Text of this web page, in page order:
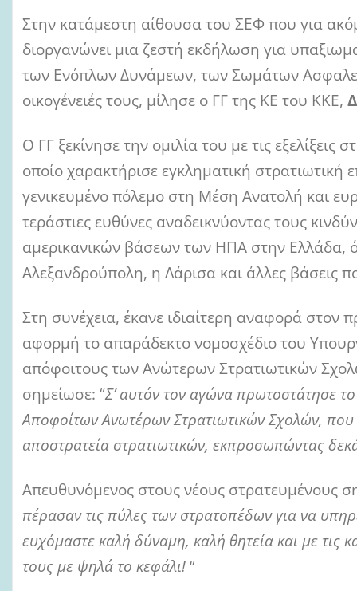
i
Στην κατάμεστη αίθουσα του ΣΕΦ που για
διοργανώνει μια ζεστή εκδήλωση για
των Ενόπλων Δυνάμεων, των Σωμάτων
οικογένειές τους, μίλησε ο ΓΓ της ΚΕ του ΚΚΕ,
Ο ΓΓ ξεκίνησε την ομιλία του με τις
οποίο χαρακτήρισε εγκληματική στρατιωτική
γενικευμένο πόλεμο στη Μέση Ανατολή και
τεράστιες ευθύνες αναδεικνύοντας τους
αμερικανικών βάσεων των ΗΠΑ στην Ελλάδα,
Αλεξανδρούπολη, η Λάρισα και άλλες βάσεις
Στη συνέχεια, έκανε ιδιαίτερη αναφορά
αφορμή το απαράδεκτο νομοσχέδιο του
απόφοιτους των Ανώτερων Στρατιωτικών
σημείωσε: “Σ’ αυτόν τον αγώνα πρωτοστάτησε
Αποφοίτων Ανωτέρων Στρατιωτικών Σχολών, που
αποστρατεία στρατιωτικών, εκπροσωπώντας
Απευθυνόμενος στους νέους στρατευμένους
πέρασαν τις πύλες των στρατοπέδων για να
ευχόμαστε καλή δύναμη, καλή θητεία και με τις
τους με ψηλά το κεφάλι!“